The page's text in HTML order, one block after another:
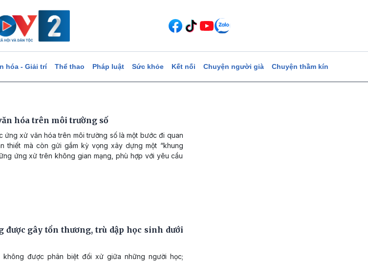
hóa - Giải trí Thể thao Pháp luật Sức khỏe Kết nối Chuyện người già Chuyện thầm kín
hóa trên môi trường số
ứng xử văn hóa trên môi trường số là một bước đi quan
thiết mà còn gửi gắm kỳ vọng xây dựng một “khung
ứng xử trên không gian mạng, phù hợp với yêu cầu
được gây tổn thương, trù dập học sinh dưới
không được phân biệt đối xử giữa những người học;